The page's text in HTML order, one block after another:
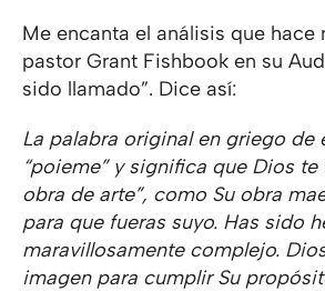
Me encanta el análisis que hace
pastor Grant Fishbook en su
sido llamado”. Dice así:
La palabra original en griego de
“poieme” y significa que Dios te
obra de arte”, como Su obra
para que fueras suyo. Has sido
maravillosamente complejo.
imagen para cumplir Su